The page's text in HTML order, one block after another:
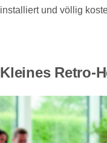
installiert und völlig
Kleines Retro-